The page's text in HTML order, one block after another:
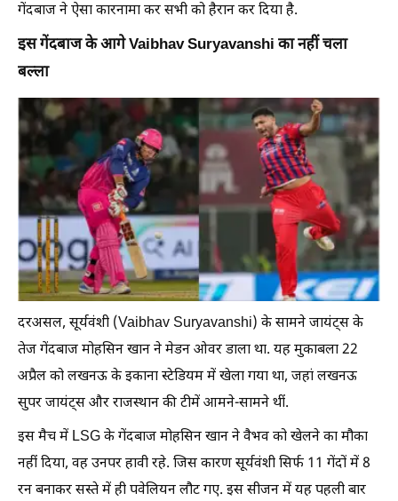
गेंदबाज ने ऐसा कारनामा कर सभी को हैरान कर दिया है.
इस गेंदबाज के आगे Vaibhav Suryavanshi का नहीं चला
बल्ला
दरअसल, सूर्यवंशी (Vaibhav Suryavanshi) के सामने जायंट्स के
तेज गेंदबाज मोहसिन खान ने मेडन ओवर डाला था. यह मुकाबला 22
अप्रैल को लखनऊ के इकाना स्टेडियम में खेला गया था, जहां लखनऊ
सुपर जायंट्स और राजस्थान की टीमें आमने-सामने थीं.
इस मैच में LSG के गेंदबाज मोहसिन खान ने वैभव को खेलने का मौका
नहीं दिया, वह उनपर हावी रहे. जिस कारण सूर्यवंशी सिर्फ 11 गेंदों में 8
रन बनाकर सस्ते में ही पवेलियन लौट गए. इस सीजन में यह पहली बार